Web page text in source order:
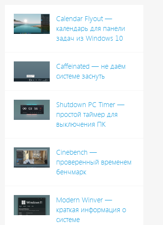
Calendar Flyout —
календарь для панели
задач из Windows 10
Caffeinated — не даём
системе заснуть
Shutdown PC Timer —
простой таймер для
выключения ПК
Cinebench —
проверенный временем
бенчмарк
Modern Winver —
краткая информация о
системе